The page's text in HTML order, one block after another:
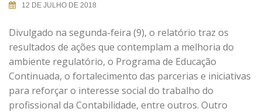
12 DE JULHO DE 2018
Divulgado na segunda-feira (9), o relatório traz os
resultados de ações que contemplam a melhoria do
ambiente regulatório, o Programa de Educação
Continuada, o fortalecimento das parcerias e iniciativas
para reforçar o interesse social do trabalho do
profissional da Contabilidade, entre outros. Outro